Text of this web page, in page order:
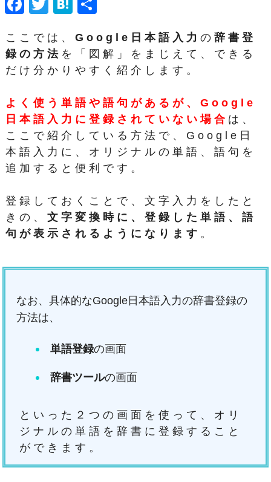
c
e
b
o
o
k
tt
er
e
n
a
ここでは、Google日本語入力の辞書登
録の方法 を「図解」をまじえて、できる
だけ分かりやすく紹介します。
よく使う単語や語句があるが、Google
日本語入力に登録されていない場合 は、
ここで紹介している方法で、Google日
本語入力に、オリジナルの単語、語句を
追加すると便利です。
登録しておくことで、文字入力をしたと
きの、文字変換時に、登録した単語、語
句が表示されるようになります 。
なお、具体的なGoogle日本語入力の辞書登録の
方法は、
単語登録の画面
辞書ツールの画面
といった２つの画面を使って、オリ
ジナルの単語を辞書に登録すること
ができます。